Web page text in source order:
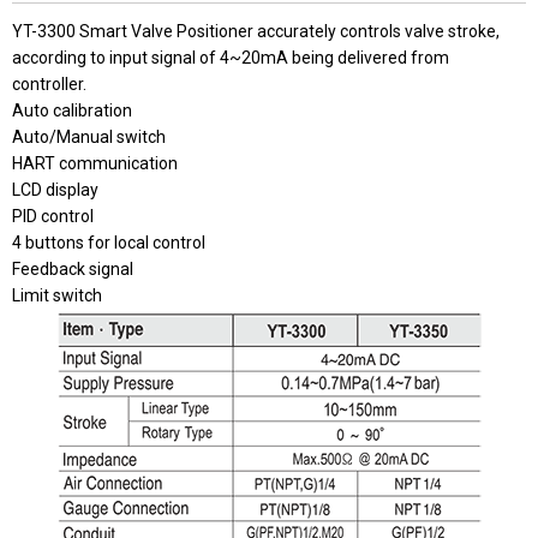
YT-3300 Smart Valve Positioner accurately controls valve stroke,
according to input signal of 4~20mA being delivered from
controller.
Auto calibration
Auto/Manual switch
HART communication
LCD display
PID control
4 buttons for local control
Feedback signal
Limit switch